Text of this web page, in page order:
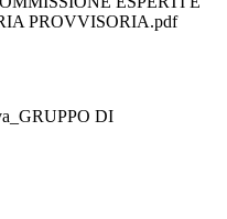
PROVVISORIA.pdf
DI